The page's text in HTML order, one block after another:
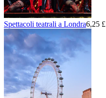
Spettacoli teatrali a Londra6,25 £